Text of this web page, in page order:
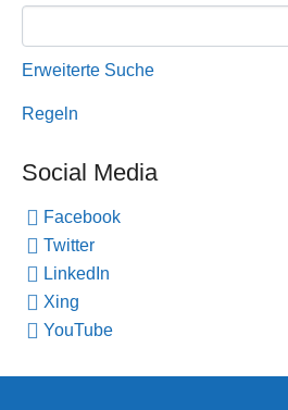
Erweiterte Suche
Regeln
Social Media
Facebook
Twitter
LinkedIn
Xing
YouTube